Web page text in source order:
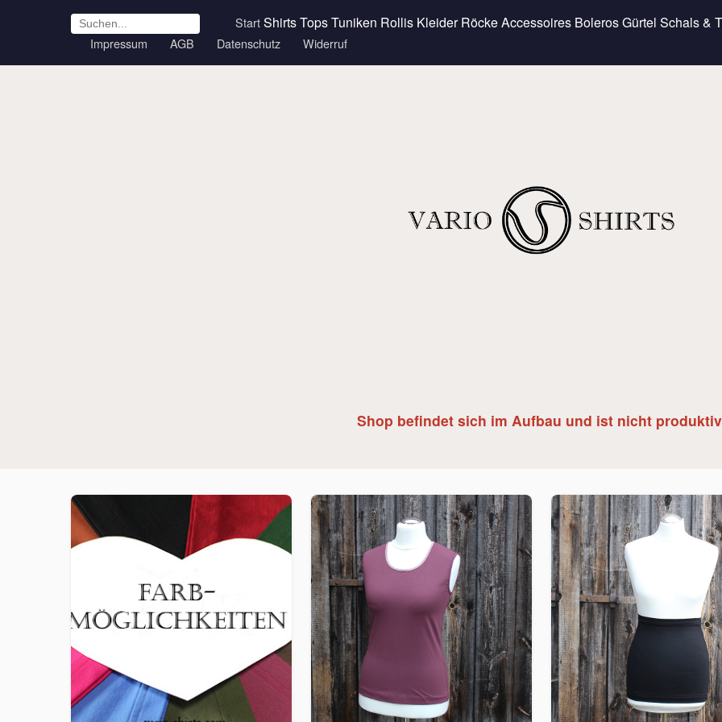
StartShirtsTopsTuniken Rollis Kleider RöckeAccessoires BolerosGürtel Schals &
Impressum AGB Datenschutz Widerruf
Shop befindet sich im Aufbau und ist nicht